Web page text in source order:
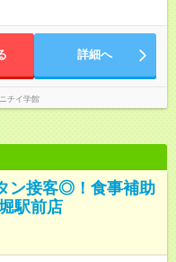
は一例です。
でシフトを組みます。 拠点・
ます。 ＜シフト例＞
18:00 遅番：10:30～19:30 夜
詳細へ
チイ学館
ン接客◎！食事補助
駅前店